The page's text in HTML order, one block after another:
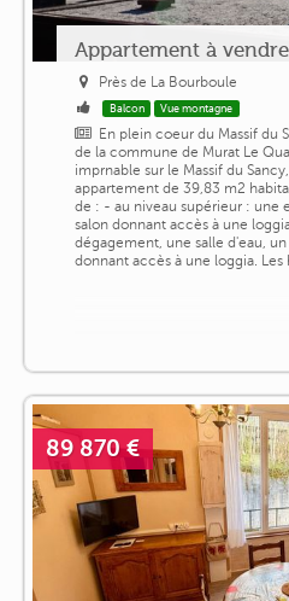
Appartement à
Près de La Bourboule
Balcon Vue montagne
En plein coeur du Massif du
de la commune de Murat Le
imprnable sur le Massif du
appartement de 39,83 m2
de : - au niveau supérieur : une
salon donnant accès à une
dégagement, une salle d'eau,
donnant accès à une loggia. Les
89 870 €